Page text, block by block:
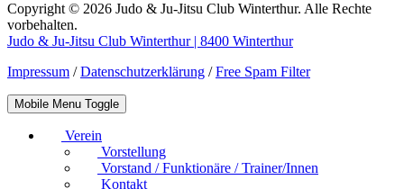
Copyright © 2026 Judo & Ju-Jitsu Club Winterthur. Alle Rechte
vorbehalten.
Judo & Ju-Jitsu Club Winterthur | 8400 Winterthur
Impressum /Datenschutzerklärung /Free Spam Filter
Mobile Menu Toggle
Verein
Vorstellung
Vorstand / Funktionäre / Trainer/Innen
Kontakt